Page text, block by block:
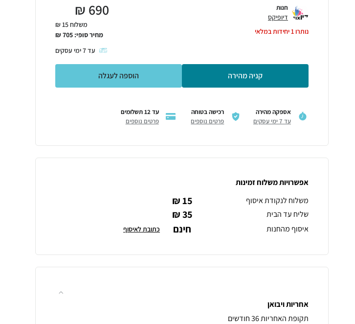
חנות
דיופיקס
נותרו1יחידות במלאי
690
₪
משלוח 15 ₪
מחיר סופי: 705
₪
עד7ימי עסקים
קניה מהירה הוספה לעגלה
אספקה מהירה
עד 7 ימי עסקים
רכישה בטוחה
פרטים נוספים
עד 12 תשלומים
פרטים נוספים
אפשרויות משלוח זמינות
משלוח לנקודת איסוף
15 ₪
שליח עד הבית 35 ₪
איסוף מהחנות חינם כתובת לאיסוף
אחריות ויבואן
תקופת האחריות 36 חודשים